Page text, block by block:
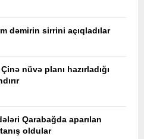
dəmirin sirrini açıqladılar
nüvə planı hazırladığı
Qarabağda aparılan
oldular